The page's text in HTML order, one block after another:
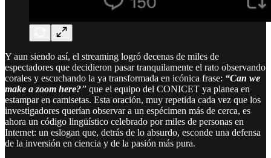
Y aun siendo así, el streaming logró decenas de miles de
espectadores que decidieron pasar tranquilamente el rato observando
corales y escuchando la ya transformada en icónica frase: “Can we
make a zoom here?” que el equipo del CONICET ya planea en
estampar en camisetas. Esta oración, muy repetida cada vez que los
investigadores querían observar a un espécimen más de cerca, es
ahora un código lingüístico celebrado por miles de personas en
Internet: un eslogan que, detrás de lo absurdo, esconde una defensa
de la inversión en ciencia y de la pasión más pura.